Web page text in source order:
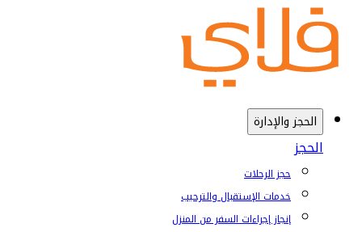
الحجز والإدارة
الحجز
حجز الرحلات
خدمات الإستقبال والترحيب
إنجاز إجراءات السفر من المنزل